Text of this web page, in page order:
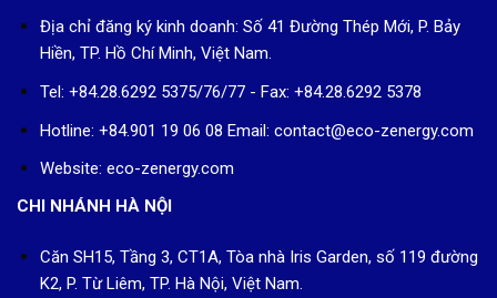
Địa chỉ đăng ký kinh doanh: Số 41 Đường Thép Mới, P. Bảy
Hiền, TP. Hồ Chí Minh, Việt Nam.
Tel: +84.28.6292 5375/76/77 - Fax: +84.28.6292 5378
Hotline: +84.901 19 06 08 Email: contact@eco-zenergy.com
Website: eco-zenergy.com
CHI NHÁNH HÀ NỘI
Căn SH15, Tầng 3, CT1A, Tòa nhà Iris Garden, số 119 đường
K2, P. Từ Liêm, TP. Hà Nội, Việt Nam.